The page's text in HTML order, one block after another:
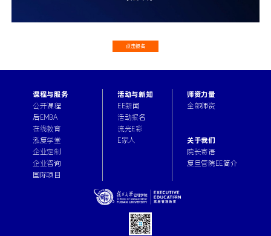
点击报名
课程与服务
公开课程
后EMBA
在线教育
泓复学堂
企业定制
企业咨询
国际项目
活动与新知
EE新闻
活动报名
流光E彩
E家人
师资力量
全部师资
关于我们
院长寄语
复旦管院EE简介